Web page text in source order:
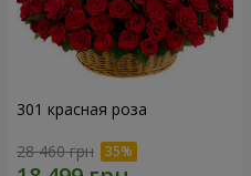
301 красная роза
28 460 грн